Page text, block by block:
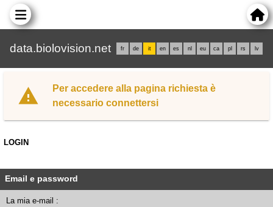
data.biolovision.net fr de it en es nl eu ca pl rs lv
Per accedere alla pagina richiesta è
necessario connettersi
LOGIN
Email e password
La mia e-mail :